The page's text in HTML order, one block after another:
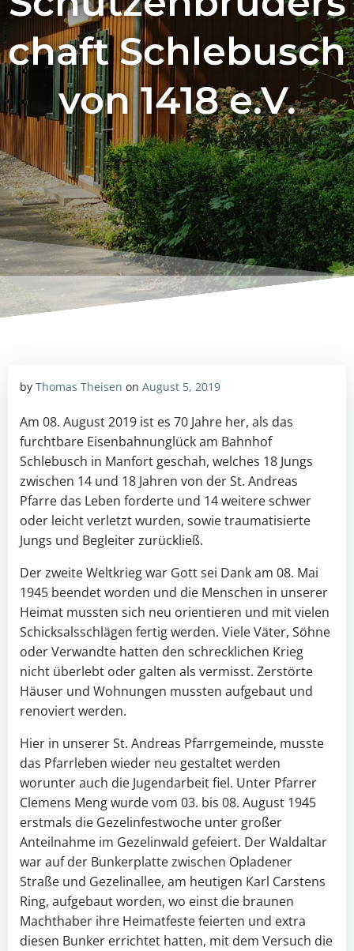
chaft Schlebusch
von 1418 e.V.
by Thomas Theisen on August 5, 2019
Am 08. August 2019 ist es 70 Jahre her, als das
furchtbare Eisenbahnunglück am Bahnhof
Schlebusch in Manfort geschah, welches 18 Jungs
zwischen 14 und 18 Jahren von der St. Andreas
Pfarre das Leben forderte und 14 weitere schwer
oder leicht verletzt wurden, sowie traumatisierte
Jungs und Begleiter zurückließ.
Der zweite Weltkrieg war Gott sei Dank am 08. Mai
1945 beendet worden und die Menschen in unserer
Heimat mussten sich neu orientieren und mit vielen
Schicksalsschlägen fertig werden. Viele Väter, Söhne
oder Verwandte hatten den schrecklichen Krieg
nicht überlebt oder galten als vermisst. Zerstörte
Häuser und Wohnungen mussten aufgebaut und
renoviert werden.
Hier in unserer St. Andreas Pfarrgemeinde, musste
das Pfarrleben wieder neu gestaltet werden
worunter auch die Jugendarbeit fiel. Unter Pfarrer
Clemens Meng wurde vom 03. bis 08. August 1945
erstmals die Gezelinfestwoche unter großer
Anteilnahme im Gezelinwald gefeiert. Der Waldaltar
war auf der Bunkerplatte zwischen Opladener
Straße und Gezelinallee, am heutigen Karl Carstens
Ring, aufgebaut worden, wo einst die braunen
Machthaber ihre Heimatfeste feierten und extra
diesen Bunker errichtet hatten, mit dem Versuch die